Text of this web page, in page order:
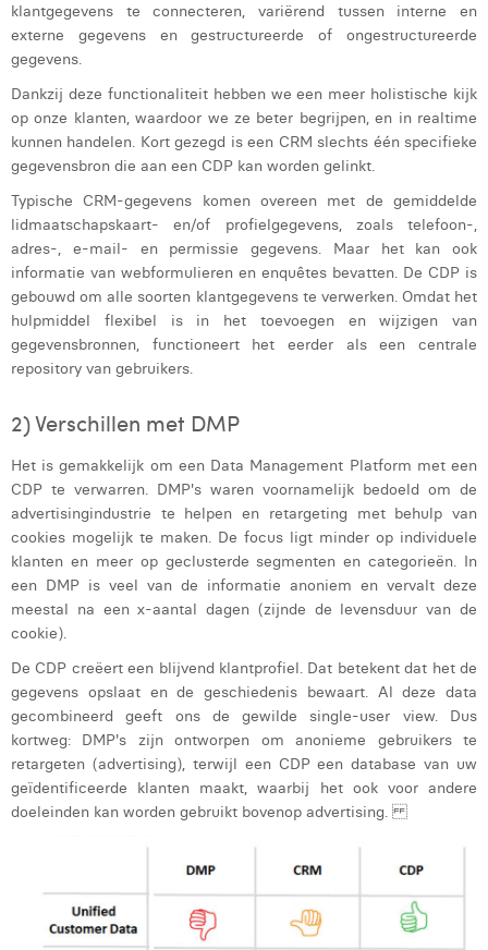
William Rezette
Yaël Vanhoe
klantgegevens te connecteren, variërend tussen interne en
externe gegevens en gestructureerde of ongestructureerde
gegevens.
Dankzij deze functionaliteit hebben we een meer holistische kijk
op onze klanten, waardoor we ze beter begrijpen, en in realtime
kunnen handelen. Kort gezegd is een CRM slechts één specifieke
gegevensbron die aan een CDP kan worden gelinkt.
Typische CRM-gegevens komen overeen met de gemiddelde
lidmaatschapskaart- en/of profielgegevens, zoals telefoon-,
adres-, e-mail- en permissie gegevens. Maar het kan ook
informatie van webformulieren en enquêtes bevatten. De CDP is
gebouwd om alle soorten klantgegevens te verwerken. Omdat het
hulpmiddel flexibel is in het toevoegen en wijzigen van
gegevensbronnen, functioneert het eerder als een centrale
repository van gebruikers.
2) Verschillen met DMP
Het is gemakkelijk om een Data Management Platform met een
CDP te verwarren. DMP's waren voornamelijk bedoeld om de
advertisingindustrie te helpen en retargeting met behulp van
cookies mogelijk te maken. De focus ligt minder op individuele
klanten en meer op geclusterde segmenten en categorieën. In
een DMP is veel van de informatie anoniem en vervalt deze
meestal na een x-aantal dagen (zijnde de levensduur van de
cookie).
De CDP creëert een blijvend klantprofiel. Dat betekent dat het de
gegevens opslaat en de geschiedenis bewaart. Al deze data
gecombineerd geeft ons de gewilde single-user view. Dus
kortweg: DMP's zijn ontworpen om anonieme gebruikers te
retargeten (advertising), terwijl een CDP een database van uw
geïdentificeerde klanten maakt, waarbij het ook voor andere
doeleinden kan worden gebruikt bovenop advertising.